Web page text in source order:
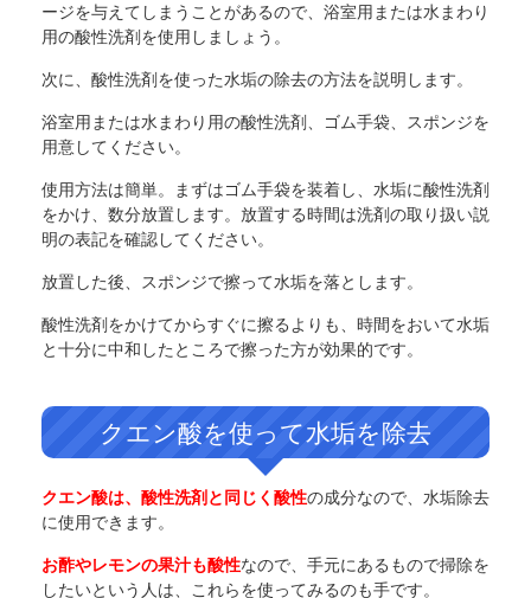
ージを与えてしまうことがあるので、浴室用または水まわり
用の酸性洗剤を使用しましょう。
次に、酸性洗剤を使った水垢の除去の方法を説明します。
浴室用または水まわり用の酸性洗剤、ゴム手袋、スポンジを
用意してください。
使用方法は簡単。まずはゴム手袋を装着し、水垢に酸性洗剤
をかけ、数分放置します。放置する時間は洗剤の取り扱い説
明の表記を確認してください。
放置した後、スポンジで擦って水垢を落とします。
酸性洗剤をかけてからすぐに擦るよりも、時間をおいて水垢
と十分に中和したところで擦った方が効果的です。
クエン酸を使って水垢を除去
クエン酸は、酸性洗剤と同じく酸性の成分なので、水垢除去
に使用できます。
お酢やレモンの果汁も酸性なので、手元にあるもので掃除を
したいという人は、これらを使ってみるのも手です。